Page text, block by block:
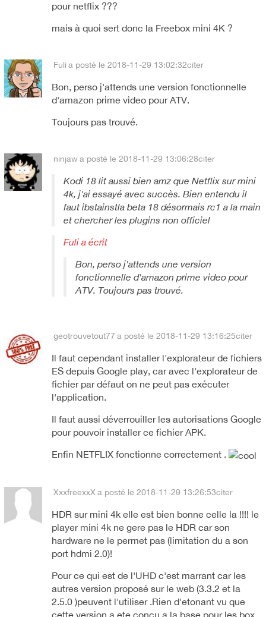
pour netflix ???
mais à quoi sert donc la Freebox mini 4K ?
Fuli a posté le 2018-11-29 13:02:32citer
Bon, perso j'attends une version fonctionnelle
d'amazon prime video pour ATV.
Toujours pas trouvé.
ninjaw a posté le 2018-11-29 13:06:28citer
Kodi 18 lit aussi bien amz que Netflix sur mini
4k, j'ai essayé avec succès. Bien entendu il
faut ibstainstla beta 18 désormais rc1 a la main
et chercher les plugins non officiel
Fuli a écrit
Bon, perso j'attends une version
fonctionnelle d'amazon prime video pour
ATV. Toujours pas trouvé.
geotrouvetout77 a posté le 2018-11-29 13:16:25citer
Il faut cependant installer l'explorateur de fichiers
ES depuis Google play, car avec l'explorateur de
fichier par défaut on ne peut pas exécuter
l'application.
Il faut aussi déverrouiller les autorisations Google
pour pouvoir installer ce fichier APK.
Enfin NETFLIX fonctionne correctement .
XxxfreexxX a posté le 2018-11-29 13:26:53citer
HDR sur mini 4k elle est bien bonne celle la !!!! le
player mini 4k ne gere pas le HDR car son
hardware ne le permet pas (limitation du a son
port hdmi 2.0)!
Pour ce qui est de l'UHD c'est marrant car les
autres version proposé sur le web (3.3.2 et la
2.5.0 )peuvent l'utiliser .Rien d'etonant vu que
cette version a ete concu a la base pour les box